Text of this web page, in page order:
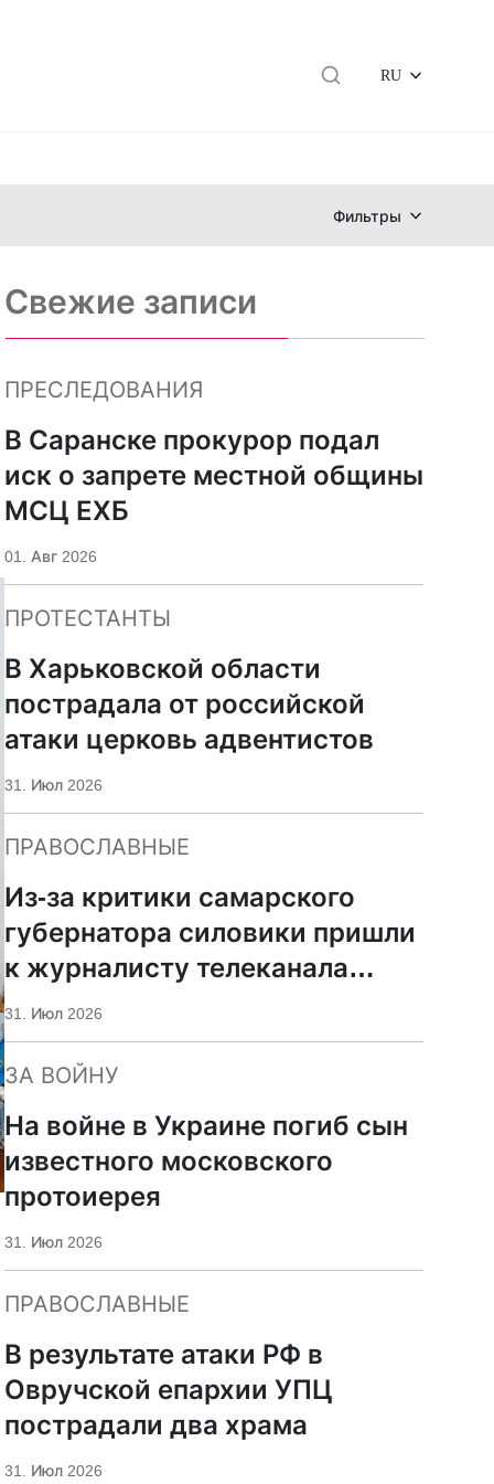
RU
Фильтры
Свежие записи
ПРЕСЛЕДОВАНИЯ
В Саранске прокурор подал
иск о запрете местной общины
МСЦ ЕХБ
01. Авг 2026
ПРОТЕСТАНТЫ
В Харьковской области
пострадала от российской
атаки церковь адвентистов
31. Июл 2026
ПРАВОСЛАВНЫЕ
Из-за критики самарского
губернатора силовики пришли
к журналисту телеканала
«Царьград»
31. Июл 2026
ЗА ВОЙНУ
На войне в Украине погиб сын
известного московского
протоиерея
31. Июл 2026
ПРАВОСЛАВНЫЕ
В результате атаки РФ в
Овручской епархии УПЦ
пострадали два храма
31. Июл 2026